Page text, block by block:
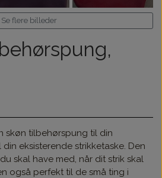
Se flere billeder
skøn tilbehørspung til din
eksisterende strikketaske. Den
skal have med, når dit strik skal
også perfekt til de små ting i